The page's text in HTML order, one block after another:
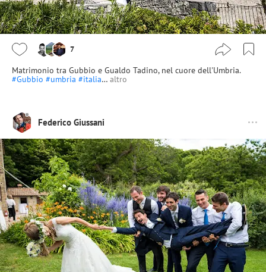
7
Matrimonio tra Gubbio e Gualdo Tadino, nel cuore dell'Umbria.
#Gubbio #umbria #italia… altro
Federico Giussani